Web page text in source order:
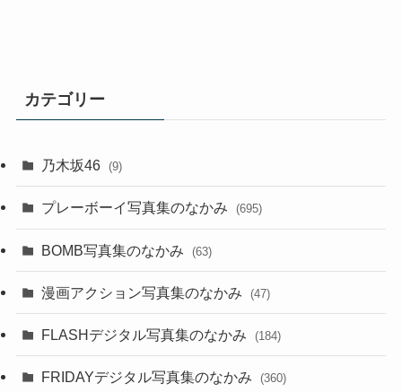
カテゴリー
乃木坂46 (9)
プレーボーイ写真集のなかみ (695)
BOMB写真集のなかみ (63)
漫画アクション写真集のなかみ (47)
FLASHデジタル写真集のなかみ (184)
FRIDAYデジタル写真集のなかみ (360)